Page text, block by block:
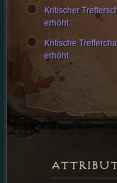
Kritischer
erhöht
Kritische
erhöht